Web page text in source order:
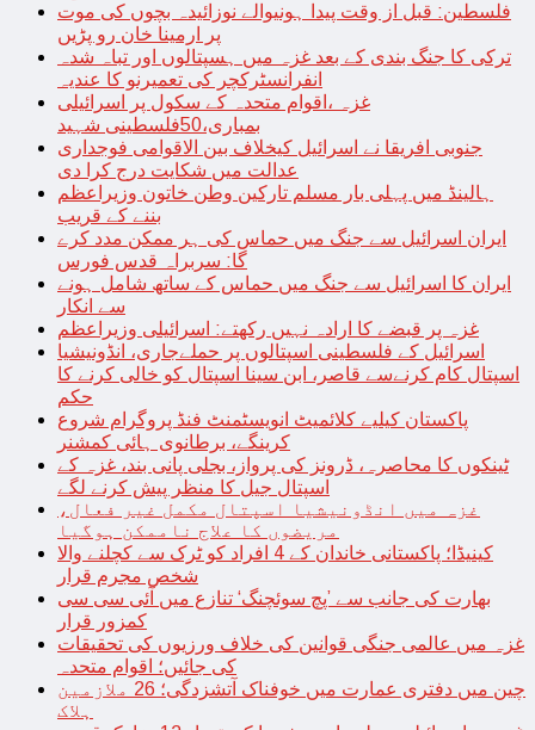
فلسطین: قبل از وقت پیدا ہونیوالے نوزائیدہ بچوں کی موت
پر ارمینا خان رو پڑیں
ترکی کا جنگ بندی کے بعد غزہ میں ہسپتالوں اور تباہ شدہ
انفرانسٹرکچر کی تعمیرنو کا عندیہ
غزہ ،اقوام متحدہ کے سکول پر اسرائیلی
بمباری،50فلسطینی شہید
جنوبی افریقا نے اسرائیل کیخلاف بین الاقوامی فوجداری
عدالت میں شکایت درج کرا دی
ہالینڈ میں پہلی بار مسلم تارکین وطن خاتون وزیراعظم
بننے کے قریب
ایران اسرائیل سے جنگ میں حماس کی ہر ممکن مدد کرے
گا: سربراہ قدس فورس
ایران کا اسرائیل سے جنگ میں حماس کے ساتھ شامل ہونے
سے انکار
غزہ پر قبضے کا ارادہ نہیں رکھتے: اسرائیلی وزیراعظم
اسرائیل کے فلسطینی اسپتالوں پر حملےجاری، انڈونیشیا
اسپتال کام کرنےسے قاصر، ابن سینا اسپتال کو خالی کرنے کا
حکم
پاکستان کیلیے کلائمیٹ انویسٹمنٹ فنڈ پروگرام شروع
کرینگے، برطانوی ہائی کمشنر
ٹینکوں کا محاصرہ، ڈرونز کی پرواز، بجلی پانی بند، غزہ کے
اسپتال جیل کا منظر پیش کرنے لگے
غزہ میں انڈونیشیا اسپتال مکمل غیر فعال،
مریضوں کا علاج ناممکن ہوگیا
کینیڈا؛ پاکستانی خاندان کے 4 افراد کو ٹرک سے کچلنے والا
شخص مجرم قرار
بھارت کی جانب سے ’پچ سوئچنگ‘ تنازع میں آئی سی سی
کمزور قرار
غزہ میں عالمی جنگی قوانین کی خلاف ورزیوں کی تحقیقات
کی جائیں؛ اقوام متحدہ
چین میں دفتری عمارت میں خوفناک آتشزدگی؛ 26 ملازمین
ہلاک